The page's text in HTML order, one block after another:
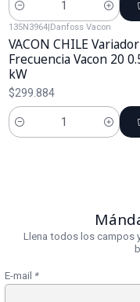
Cantidad
135N3964|Danfoss Vacon
VACON CHILE
Frecuencia Vacon 20
kW
$299.884
Cantidad
Llena todos los campos
E-mail *